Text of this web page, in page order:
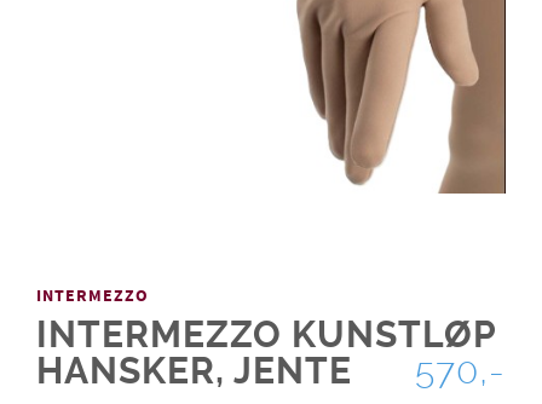
INTERMEZZO
INTERMEZZO KUNSTLØP
HANSKER, JENTE
570,-